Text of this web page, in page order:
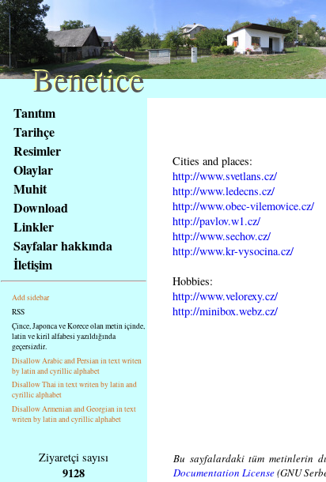
obsah
stránky
Klávesové
zkratky
tomto
webu
základní
Hlavní
strana
Tanıtım
Tarihçe
Resimler
Olaylar
Muhit
Download
Linkler
Sayfalar hakkında
İletişim
Add sidebar
RSS
Çince, Japonca ve Korece olan metin içinde,
latin ve kiril alfabesi yazıldığında
geçersizdir.
Disallow Arabic and Persian in text writen
by latin and cyrillic alphabet
Disallow Thai in text writen by latin and
cyrillic alphabet
Disallow Armenian and Georgian in text
writen by latin and cyrillic alphabet
Cities and places:
http://www.svetlans.cz/
http://www.ledecns.cz/
http://www.obec-vilemovice.cz/
http://pavlov.w1.cz/
http://www.sechov.cz/
http://www.kr-vysocina.cz/
Hobbies:
http://www.velorexy.cz/
http://minibox.webz.cz/
Ziyaretçi sayısı
9128
Bu sayfalardaki tüm metinlerin
Documentation License(GNU
Benetice
Benetice